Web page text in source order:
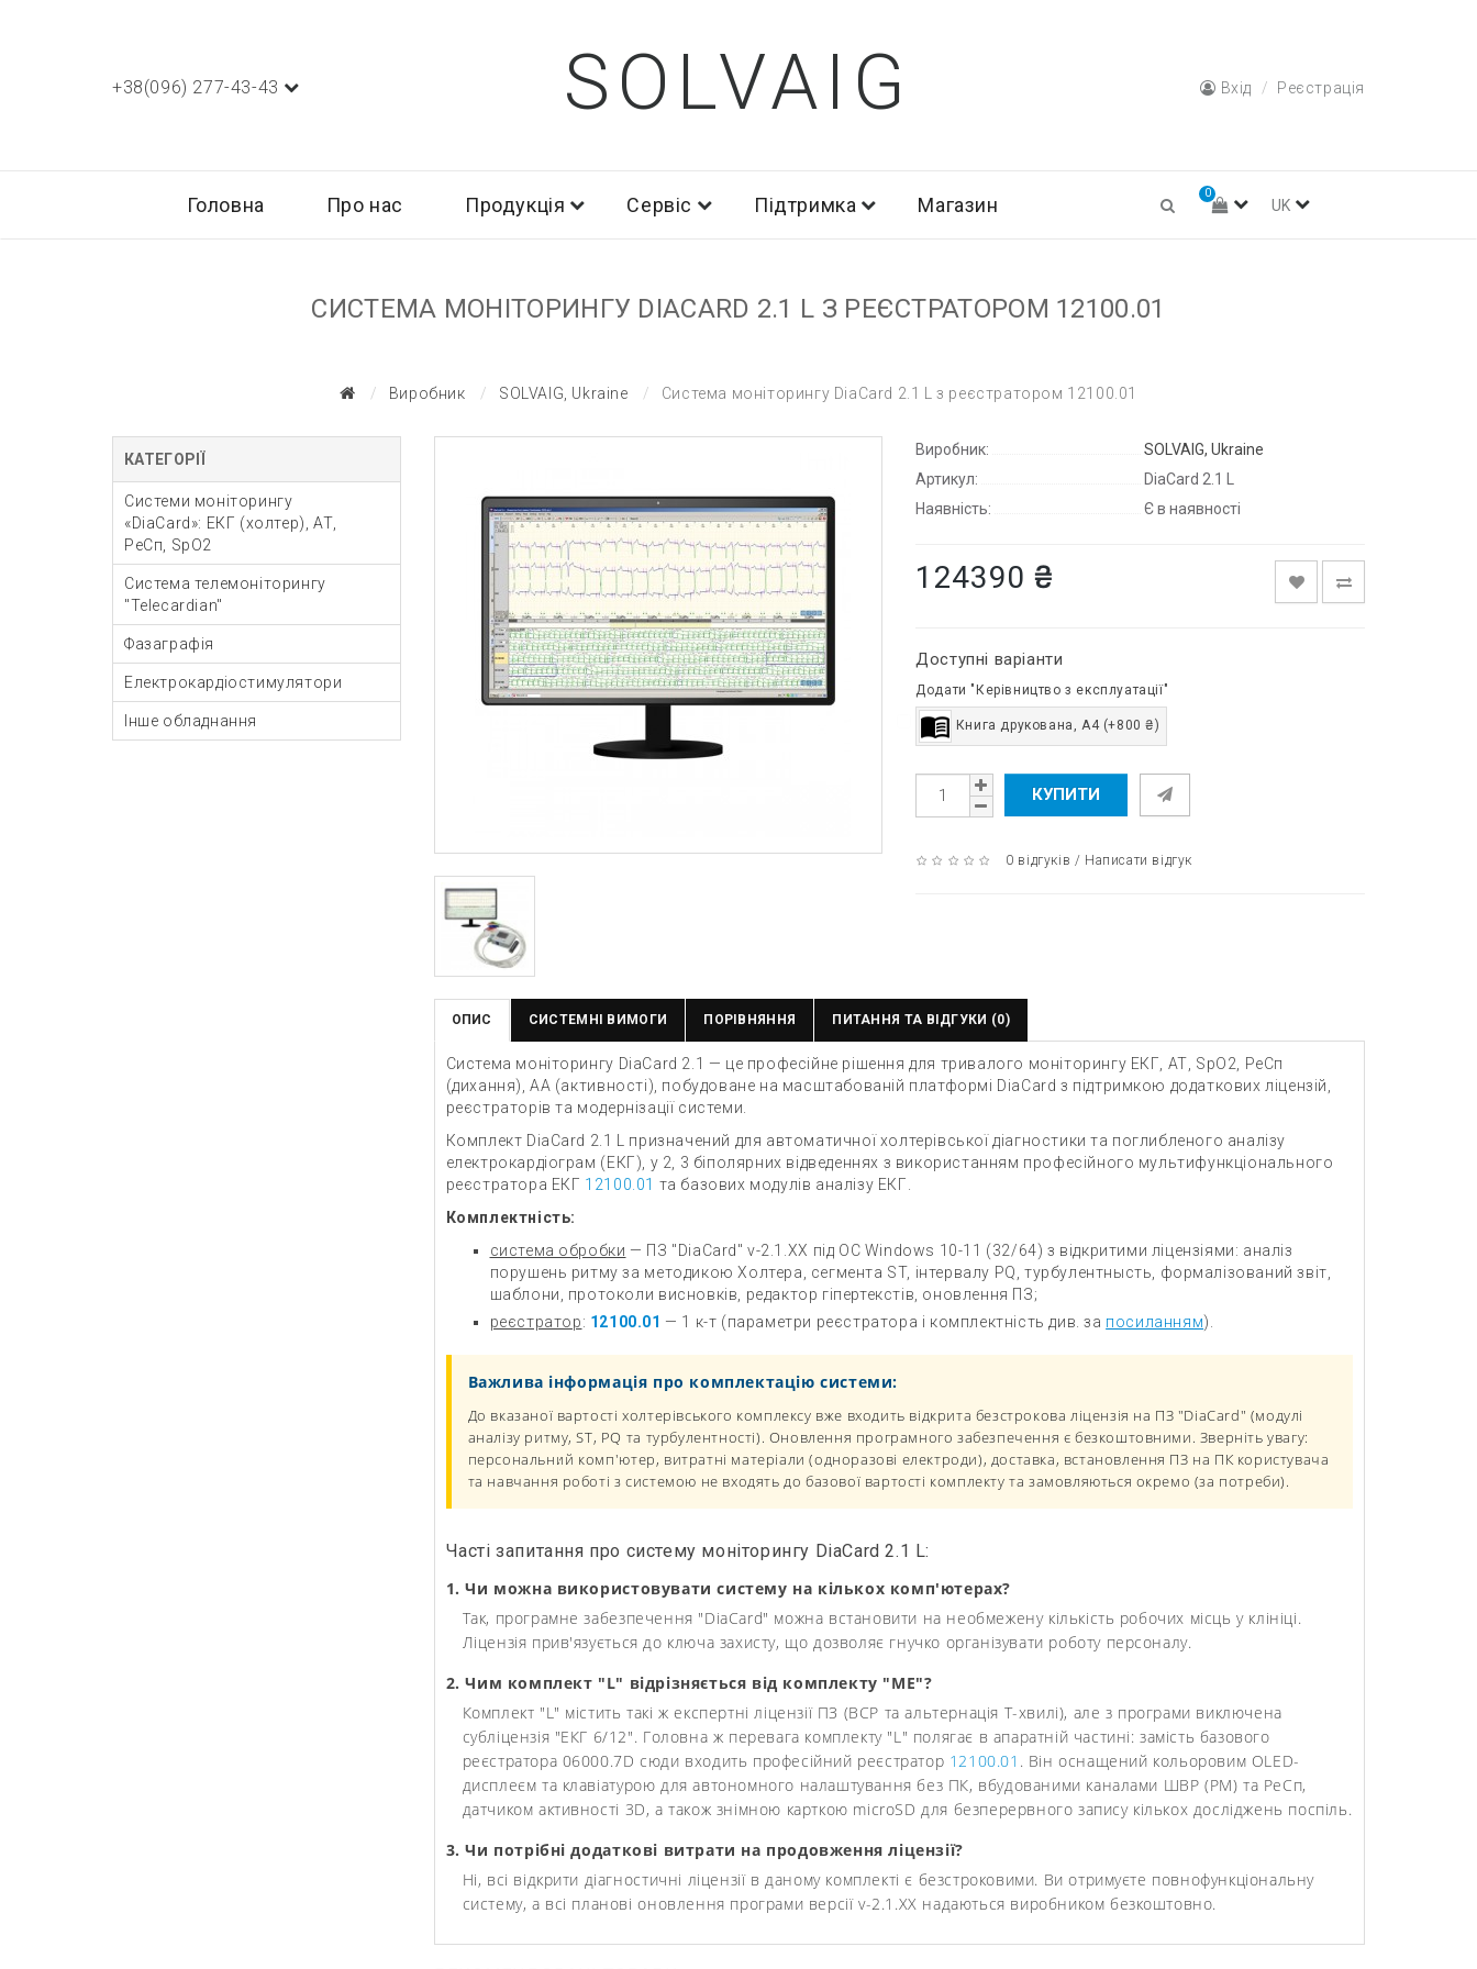
+38(096) 277-43-43 SOLVAIG Вхід Реєстрація
Головна Про нас Продукція Сервіс Підтримка Магазин
0
UK
СИСТЕМА МОНІТОРИНГУ DIACARD 2.1 L З РЕЄСТРАТОРОМ 12100.01
Виробник SOLVAIG, Ukraine Система моніторингу DiaCard 2.1 L з реєстратором 12100.01
КАТЕГОРІЇ
Системи моніторингу
«DiaCard»: ЕКГ (холтер), АТ,
РеСп, SpO2
Система телемоніторингу
"Telecardian"
Фазаграфія
Електрокардіостимулятори
Інше обладнання
Виробник:
SOLVAIG, Ukraine
Артикул:
DiaCard 2.1 L
Наявність:
Є в наявності
124390 ₴
Доступні варіанти
Додати "Керівництво з експлуатації"
Книга друкована, A4 (+800 ₴)
КУПИТИ
0 відгуків / Написати відгук
ОПИС СИСТЕМНІ ВИМОГИ ПОРІВНЯННЯ ПИТАННЯ ТА ВІДГУКИ (0)
Система моніторингу DiaCard 2.1 — це професійне рішення для тривалого моніторингу ЕКГ, АТ, SpO2, РеСп
(дихання), АА (активності), побудоване на масштабованій платформі DiaCard з підтримкою додаткових ліцензій,
реєстраторів та модернізації системи.
Комплект DiaCard 2.1 L призначений для автоматичної холтерівської діагностики та поглибленого аналізу
електрокардіограм (ЕКГ), у 2, 3 біполярних відведеннях з використанням професійного мультифункціонального
реєстратора ЕКГ 12100.01 та базових модулів аналізу ЕКГ.
Комплектність:
система обробки — ПЗ "DiaCard" v-2.1.XX під ОС Windows 10-11 (32/64) з відкритими ліцензіями: аналіз
порушень ритму за методикою Холтера, сегмента ST, інтервалу PQ, турбулентнысть, формалізований звіт,
шаблони, протоколи висновків, редактор гіпертекстів, оновлення ПЗ;
реєстратор: 12100.01 — 1 к-т (параметри реєстратора і комплектність див. за посиланням).
Важлива інформація про комплектацію системи:
До вказаної вартості холтерівського комплексу вже входить відкрита безстрокова ліцензія на ПЗ "DiaCard" (модулі
аналізу ритму, ST, PQ та турбулентності). Оновлення програмного забезпечення є безкоштовними. Зверніть увагу:
персональний комп'ютер, витратні матеріали (одноразові електроди), доставка, встановлення ПЗ на ПК користувача
та навчання роботі з системою не входять до базової вартості комплекту та замовляються окремо (за потреби).
Часті запитання про систему моніторингу DiaCard 2.1 L:
1. Чи можна використовувати систему на кількох комп'ютерах?
Так, програмне забезпечення "DiaCard" можна встановити на необмежену кількість робочих місць у клініці.
Ліцензія прив'язується до ключа захисту, що дозволяє гнучко організувати роботу персоналу.
2. Чим комплект "L" відрізняється від комплекту "ME"?
Комплект "L" містить такі ж експертні ліцензії ПЗ (ВСР та альтернація Т-хвилі), але з програми виключена
субліцензія "ЕКГ 6/12". Головна ж перевага комплекту "L" полягає в апаратній частині: замість базового
реєстратора 06000.7D сюди входить професійний реєстратор 12100.01 . Він оснащений кольоровим OLED-
дисплеєм та клавіатурою для автономного налаштування без ПК, вбудованими каналами ШВР (PM) та РеСп,
датчиком активності 3D, а також знімною карткою microSD для безперервного запису кількох досліджень поспіль.
3. Чи потрібні додаткові витрати на продовження ліцензії?
Ні, всі відкрити діагностичні ліцензії в даному комплекті є безстроковими. Ви отримуєте повнофункціональну
систему, а всі планові оновлення програми версії v-2.1.XX надаються виробником безкоштовно.